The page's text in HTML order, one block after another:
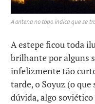
A antena no topo indica que se
A estepe ficou toda
brilhante por alguns
infelizmente tão
tarde, o Soyuz (o que
dúvida, algo